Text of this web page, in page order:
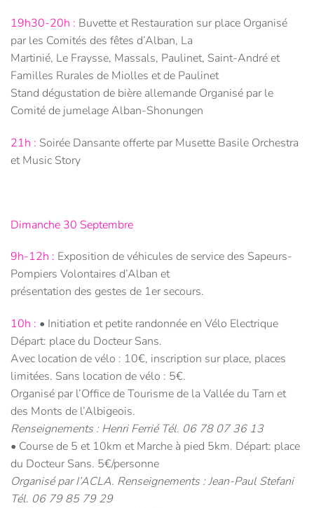
19h30-20h : Buvette et Restauration sur place Organisé
par les Comités des fêtes d’Alban, La
Martinié, Le Fraysse, Massals, Paulinet, Saint-André et
Familles Rurales de Miolles et de Paulinet
Stand dégustation de bière allemande Organisé par le
Comité de jumelage Alban-Shonungen
21h : Soirée Dansante offerte par Musette Basile Orchestra
et Music Story
Dimanche 30 Septembre
9h-12h : Exposition de véhicules de service des Sapeurs-
Pompiers Volontaires d’Alban et
présentation des gestes de 1er secours.
10h : • Initiation et petite randonnée en Vélo Electrique
Départ: place du Docteur Sans.
Avec location de vélo : 10€, inscription sur place, places
limitées. Sans location de vélo : 5€.
Organisé par l’Office de Tourisme de la Vallée du Tarn et
des Monts de l’Albigeois.
Renseignements : Henri Ferrié Tél. 06 78 07 36 13
• Course de 5 et 10km et Marche à pied 5km. Départ: place
du Docteur Sans. 5€/personne
Organisé par I’ACLA. Renseignements : Jean-Paul Stefani
Tél. 06 79 85 79 29